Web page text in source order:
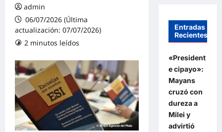
admin
06/07/2026 (Última
actualización: 07/07/2026)
2 minutos leídos
Entradas
Recientes
«President
e cipayo»:
Mayans
cruzó con
dureza a
Milei y
advirtió